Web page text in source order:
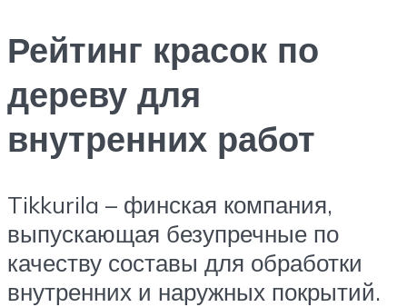
Рейтинг красок по
дереву для
внутренних работ
Tikkurila – финская компания,
выпускающая безупречные по
качеству составы для обработки
внутренних и наружных покрытий.